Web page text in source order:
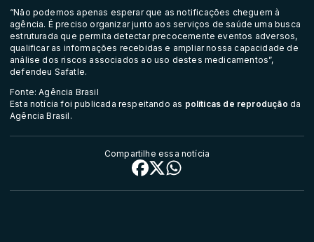
“Não podemos apenas esperar que as notificações cheguem à
agência. É preciso organizar junto aos serviços de saúde uma busca
estruturada que permita detectar precocemente eventos adversos,
qualificar as informações recebidas e ampliar nossa capacidade de
análise dos riscos associados ao uso destes medicamentos”,
defendeu Safatle.
Fonte: Agência Brasil
Esta notícia foi publicada respeitando as políticas de reprodução da
Agência Brasil.
Compartilhe essa notícia